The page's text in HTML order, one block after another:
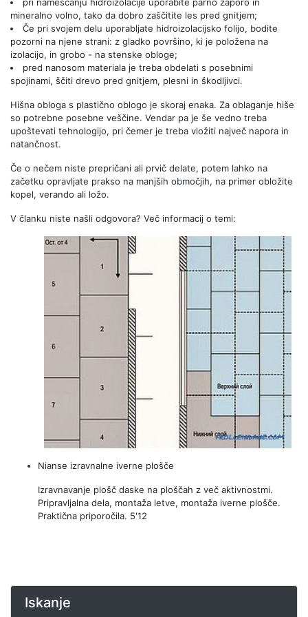
mineralno volno, tako da dobro zaščitite les pred gnitjem;
Če pri svojem delu uporabljate hidroizolacijsko folijo, bodite
pozorni na njene strani: z gladko površino, ki je položena na
izolacijo, in grobo - na stenske obloge;
pred nanosom materiala je treba obdelati s posebnimi
spojinami, ščiti drevo pred gnitjem, plesni in škodljivci.
Hišna obloga s plastično oblogo je skoraj enaka. Za oblaganje hiše
so potrebne posebne veščine. Vendar pa je še vedno treba
upoštevati tehnologijo, pri čemer je treba vložiti največ napora in
natančnost.
Če o nečem niste prepričani ali prvič delate, potem lahko na
začetku opravljate prakso na manjših območjih, na primer obložite
kopel, verando ali ložo.
V članku niste našli odgovora? Več informacij o temi:
Nianse izravnalne iverne plošče
Izravnavanje plošč daske na ploščah z več aktivnostmi.
Pripravljalna dela, montaža letve, montaža iverne plošče.
Praktična priporočila. 5'12
Iskanje